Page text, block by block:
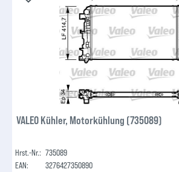
VALEO Kühler, Motorkühlung (735089)
Hrst.-Nr.: 735089
EAN:
3276427350890